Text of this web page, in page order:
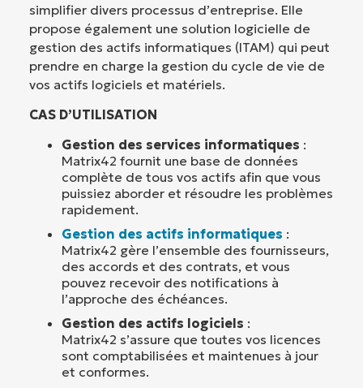
simplifier divers processus d’entreprise. Elle
propose également une solution logicielle de
gestion des actifs informatiques (ITAM) qui peut
prendre en charge la gestion du cycle de vie de
vos actifs logiciels et matériels.
CAS D’UTILISATION
Gestion des services informatiques :
Matrix42 fournit une base de données
complète de tous vos actifs afin que vous
puissiez aborder et résoudre les problèmes
rapidement.
Gestion des actifs informatiques :
Matrix42 gère l’ensemble des fournisseurs,
des accords et des contrats, et vous
pouvez recevoir des notifications à
l’approche des échéances.
Gestion des actifs logiciels :
Matrix42 s’assure que toutes vos licences
sont comptabilisées et maintenues à jour
et conformes.